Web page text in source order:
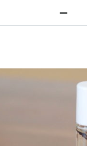
ー